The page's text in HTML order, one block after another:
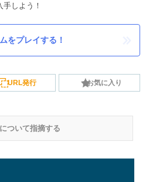
しよう！
をプレイする！
URL発行 お気に入り
ついて指摘する